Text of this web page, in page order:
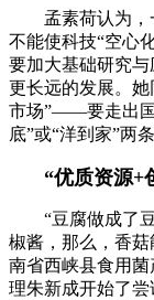
孟素荷认为，一
不能使科技“空心
要加大基础研究与
更长远的发展。
市场”——要走出国
底”或“洋到家”两
“优质资源+
“豆腐做成了豆
椒酱，那么，香
南省西峡县食用
理朱新成开始了